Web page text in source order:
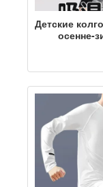
Детские
осенне-
мальчиков,
для бега,